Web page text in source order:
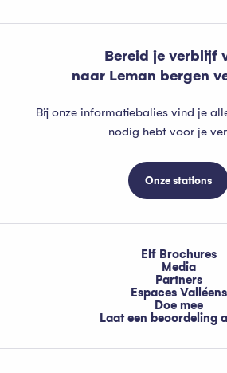
Bereid je verblijf
naar Leman bergen
Bij onze informatiebalies vind je
nodig hebt voor je
Onze stations
Elf Brochures
Media
Partners
Espaces Valléens
Doe mee
Laat een beoordeling